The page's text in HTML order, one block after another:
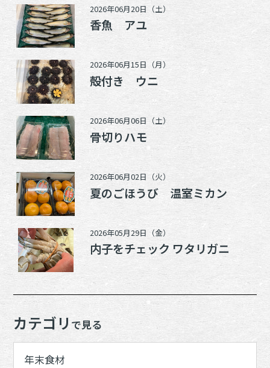
2026年06月20日（土）
香魚 アユ
2026年06月15日（月）
殻付き ウニ
2026年06月06日（土）
骨切りハモ
2026年06月02日（火）
夏のごほうび 温室ミカン
2026年05月29日（金）
内子をチェック ワタリガニ
カテゴリ で見る
年末食材